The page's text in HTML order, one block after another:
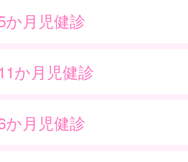
か月児健診
か月児健診
か月児健診